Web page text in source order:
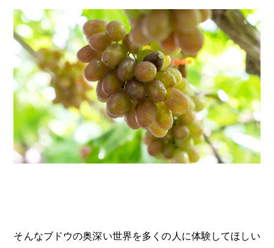
そんなブドウの奥深い世界を多くの人に体験してほしい